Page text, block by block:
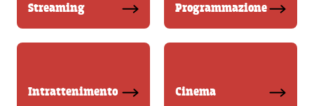
Streaming Programmazione
Intrattenimento Cinema